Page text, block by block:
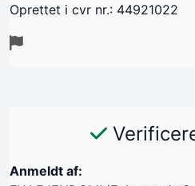
Oprettet i cvr nr.: 44921022
Anmeldt af: